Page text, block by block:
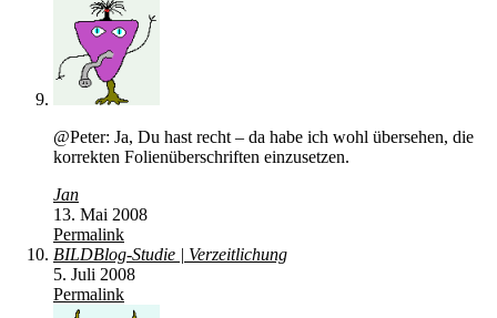
@Peter: Ja, Du hast recht – da habe ich wohl übersehen, die
korrekten Folienüberschriften einzusetzen.
Jan
13. Mai 2008
Permalink
BILDBlog-Studie | Verzeitlichung
5. Juli 2008
Permalink